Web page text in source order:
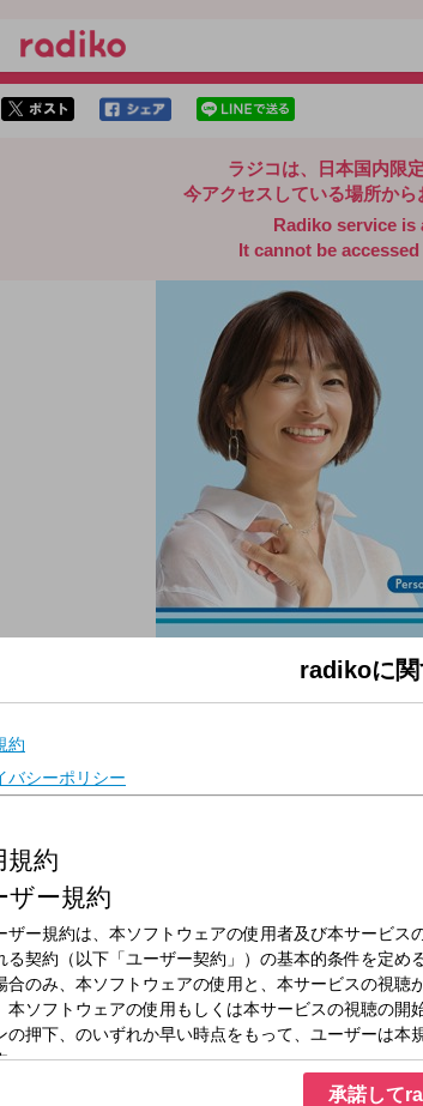
ラジコは、日本国内限
今アクセスしている場所から
Radiko service is
It cannot be
番組名
今日のメッセージテーマは、
「土のはなしをしましょう」です。
農業や土木系のお仕事の方はもちろん、
家庭菜園やガーデニングで土に触れる機会もありますよね。
「土」についてみんなでひたすら語って見たいと思います。
ゲストも、「土」の専門家。
土壌学者 藤井一至さんです。
▽09:27〜 【 交通情報 】
---
radikoに
承諾して